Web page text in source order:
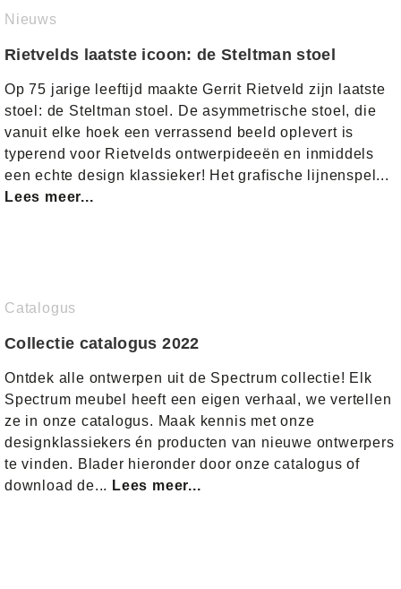
Nieuws
Rietvelds laatste icoon: de Steltman stoel
Op 75 jarige leeftijd maakte Gerrit Rietveld zijn laatste
stoel: de Steltman stoel. De asymmetrische stoel, die
vanuit elke hoek een verrassend beeld oplevert is
typerend voor Rietvelds ontwerpideeën en inmiddels
een echte design klassieker! Het grafische lijnenspel...
Lees meer...
Catalogus
Collectie catalogus 2022
Ontdek alle ontwerpen uit de Spectrum collectie! Elk
Spectrum meubel heeft een eigen verhaal, we vertellen
ze in onze catalogus. Maak kennis met onze
designklassiekers én producten van nieuwe ontwerpers
te vinden. Blader hieronder door onze catalogus of
download de... Lees meer...